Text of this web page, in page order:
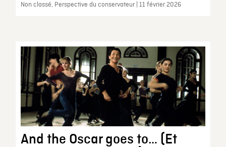
Non classé, Perspective du conservateur | 11 février 2026
And the Oscar goes to… (Et